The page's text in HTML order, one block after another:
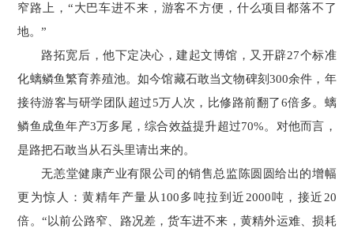
窄路上，“大巴车进不来，游客不方便，什么项目都落不了
地。”
路拓宽后，他下定决心，建起文博馆，又开辟27个标准
化螭鳞鱼繁育养殖池。如今馆藏石敢当文物碑刻300余件，年
接待游客与研学团队超过5万人次，比修路前翻了6倍多。螭
鳞鱼成鱼年产3万多尾，综合效益提升超过70%。对他而言，
是路把石敢当从石头里请出来的。
无恙堂健康产业有限公司的销售总监陈圆圆给出的增幅
更为惊人：黄精年产量从100多吨拉到近2000吨，接近20
倍。“以前公路窄、路况差，货车进不来，黄精外运难、损耗